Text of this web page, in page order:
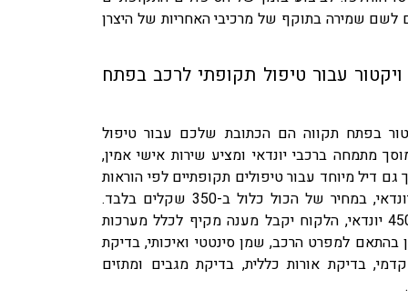
לשם שמירה בתוקף של מרכיבי האחריות של היצרן
עבור טיפול תקופתי לרכב בפתח
בפתח תקווה הם הכתובת שלכם עבור טיפול
מתמחה ברכבי יונדאי ומציע שירות אישי אמין,
גם דיל מיוחד עבור טיפולים תקופתיים לפי הוראות
היצרן, לדוגמא, טיפול 45000 יונדאי, במחיר של הכול כלול ב-350 שקלים בלבד.
במסגרת הדיל, עבור טיפול 45000 יונדאי, הלקוח יקבל מענה מקיף לכלל מערכות
בהתאם למפרט הרכב, שמן סינטטי ואיכותי, בדיקת
בדיקת אורות כללית, בדיקת מגבים ומתזים